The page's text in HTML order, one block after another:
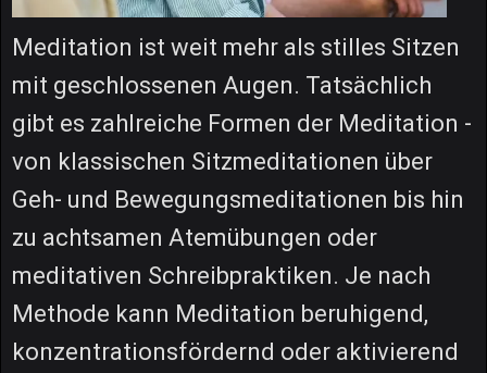
Meditation ist weit mehr als stilles Sitzen
mit geschlossenen Augen. Tatsächlich
gibt es zahlreiche Formen der Meditation -
von klassischen Sitzmeditationen über
Geh- und Bewegungsmeditationen bis hin
zu achtsamen Atemübungen oder
meditativen Schreibpraktiken. Je nach
Methode kann Meditation beruhigend,
konzentrationsfördernd oder aktivierend